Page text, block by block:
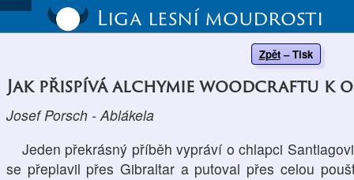
Liga lesní moudrosti
Zpět – Tisk
Jak přispívá alchymie woodcraftu k
Josef Porsch - Ablákela
Jeden překrásný příběh vypráví o chlapci
se přeplavil přes Gibraltar a putoval přes celou